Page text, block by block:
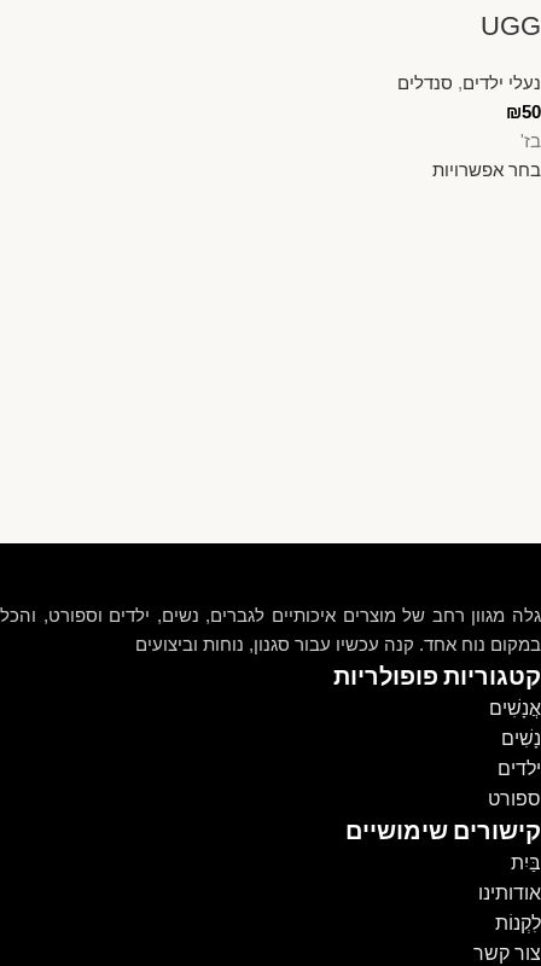
UGG
נעלי ילדים, סנדלים
₪50
בז'
בחר אפשרויות
גלה מגוון רחב של מוצרים איכותיים לגברים, נשים, ילדים וספורט, והכל
במקום נוח אחד. קנה עכשיו עבור סגנון, נוחות וביצועים
קטגוריות פופולריות
אֲנָשִׁים
נָשִׁים
ילדים
ספורט
קישורים שימושיים
בַּיִת
אודותינו
לִקְנוֹת
צור קשר